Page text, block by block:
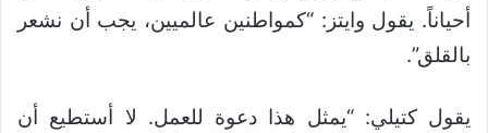
أحياناً. يقول وايتز: “كمواطنين عالميين، يجب أن نشعر
بالقلق”.
يقول كتيلي: “يمثل هذا دعوة للعمل. لا أستطيع أن